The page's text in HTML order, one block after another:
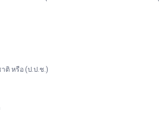
ติ หรือ (ป.ป.ช.)